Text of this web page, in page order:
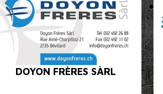
DOYON FRÈRES SÀRL